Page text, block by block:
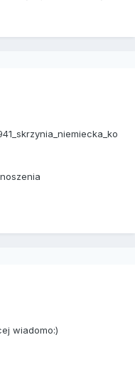
wiadomo:)